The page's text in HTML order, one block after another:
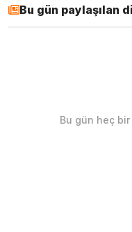
Bu gün paylaşılan
Bu gün heç bir